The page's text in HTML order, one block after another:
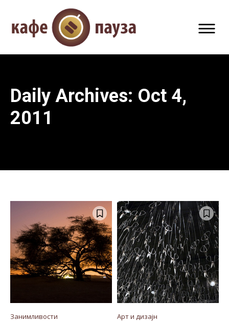
Daily Archives: Oct 4,
2011
Занимливости Арт и дизајн